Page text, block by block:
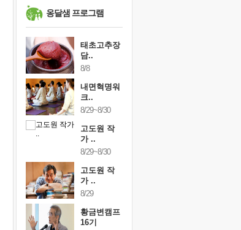
'모른다'는 것
귀를 열고 마음을 내어주고
옹달샘 프로그램
태초고추장
담..
8/8
내면혁명워
크..
8/29~8/30
고도원 작
가 ..
8/29~8/30
고도원 작
가 ..
8/29
황금변캠프
16기